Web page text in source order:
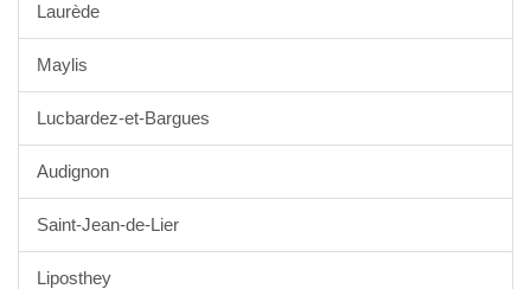
Laurède
Maylis
Lucbardez-et-Bargues
Audignon
Saint-Jean-de-Lier
Liposthey